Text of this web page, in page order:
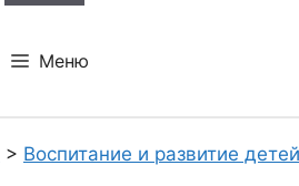
Меню
> Воспитание и развитие детей